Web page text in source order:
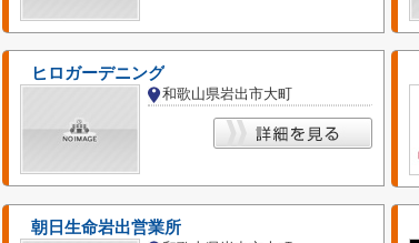
ヒロガーデニング
和歌山県岩出市大町
朝日生命岩出営業所